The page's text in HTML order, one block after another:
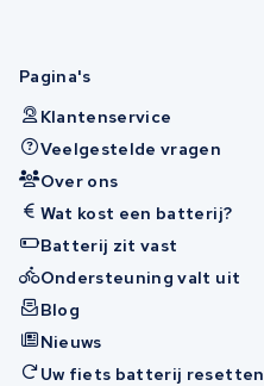
Pagina's
Klantenservice
Veelgestelde vragen
Over ons
Wat kost een batterij?
Batterij zit vast
Ondersteuning valt uit
Blog
Nieuws
Uw fiets batterij resetten